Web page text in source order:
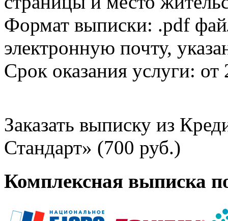
Формат выписки: .pdf
электронную почту,
Срок оказания услуги: от
Заказать выписку из
Стандарт» (700 руб.)
Комплексная выписка